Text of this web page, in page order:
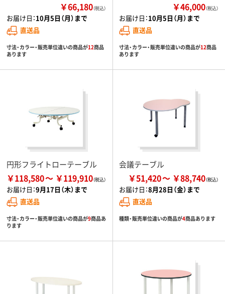
￥66,180（税込）
お届け日：10月5日（月）まで
直送品
寸法・カラー・販売単位違いの商品が12商品
あります
￥46,000（税込）
お届け日：10月5日（月）まで
直送品
寸法・カラー・販売単位違いの商品が12商品
あります
円形フライトローテーブル
￥118,580 ￥119,910
お届け日：9月17日（木）まで
直送品
寸法・カラー・販売単位違いの商品が9商品あ
ります
会議テーブル
￥51,420 ￥88,740
お届け日：8月28日（金）まで
直送品
種類・販売単位違いの商品が4商品あります